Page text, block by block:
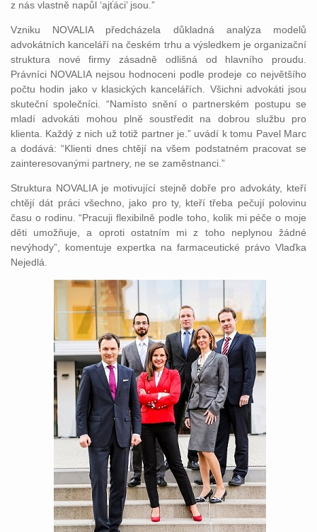
z nás vlastně napůl ‘ajťáci’ jsou.”
Vzniku NOVALIA předcházela důkladná analýza modelů
advokátních kanceláří na českém trhu a výsledkem je organizační
struktura nové firmy zásadně odlišná od hlavního proudu.
Právníci NOVALIA nejsou hodnoceni podle prodeje co největšího
počtu hodin jako v klasických kancelářích. Všichni advokáti jsou
skuteční společníci. “Namísto snění o partnerském postupu se
mladí advokáti mohou plně soustředit na dobrou službu pro
klienta. Každý z nich už totiž partner je.” uvádí k tomu Pavel Marc
a dodává: “Klienti dnes chtějí na všem podstatném pracovat se
zainteresovanými partnery, ne se zaměstnanci.”
Struktura NOVALIA je motivující stejně dobře pro advokáty, kteří
chtějí dát práci všechno, jako pro ty, kteří třeba pečují polovinu
času o rodinu. “Pracuji flexibilně podle toho, kolik mi péče o moje
děti umožňuje, a oproti ostatním mi z toho neplynou žádné
nevýhody”, komentuje expertka na farmaceutické právo Vlaďka
Nejedlá.